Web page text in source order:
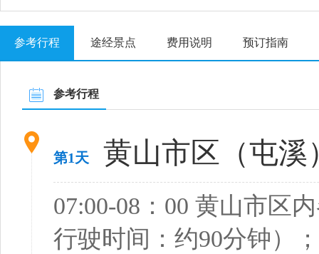
参考行程 途经景点 费用说明 预订指南
参考行程
第1天 黄山市区（屯溪
07:00-08：00 黄山市区
行驶时间：约90分钟）；